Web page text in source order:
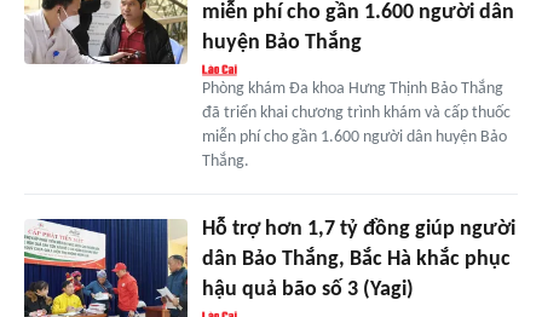
miễn phí cho gần 1.600 người dân
huyện Bảo Thắng
Phòng khám Đa khoa Hưng Thịnh Bảo Thắng
đã triển khai chương trình khám và cấp thuốc
miễn phí cho gần 1.600 người dân huyện Bảo
Thắng.
Hỗ trợ hơn 1,7 tỷ đồng giúp người
dân Bảo Thắng, Bắc Hà khắc phục
hậu quả bão số 3 (Yagi)